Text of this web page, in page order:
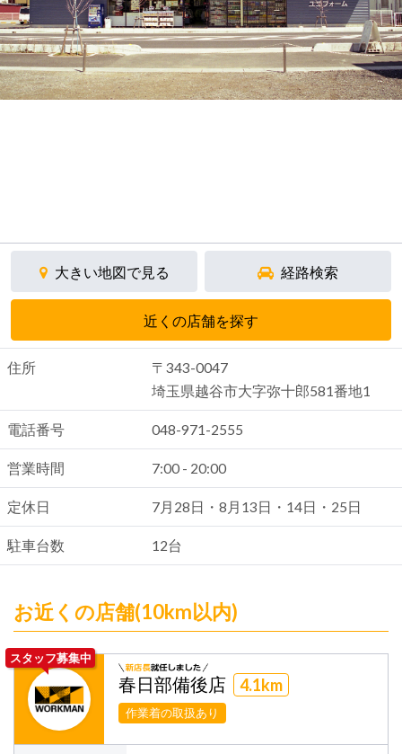
大きい地図で見る 経路検索
近くの店舗を探す
住所
〒343-0047
埼玉県越谷市大字弥十郎581番地1
電話番号 048-971-2555
営業時間 7:00 - 20:00
定休日 7月28日・8月13日・14日・25日
駐車台数 12台
お近くの店舗(10km以内)
スタッフ募集中
春日部備後店 4.1km
作業着の取扱あり